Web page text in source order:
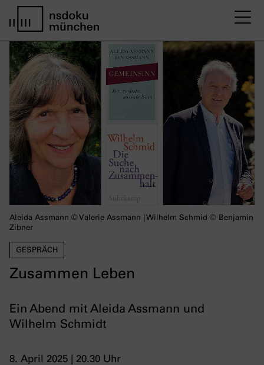
GESPRÄCH
Zusammen Leben
Ein Abend mit Aleida Assmann und
Wilhelm Schmidt
8. April 2025 | 20.30 Uhr
Aleida Assmann © Valerie Assmann | Wilhelm Schmid © Benjamin
Zibner